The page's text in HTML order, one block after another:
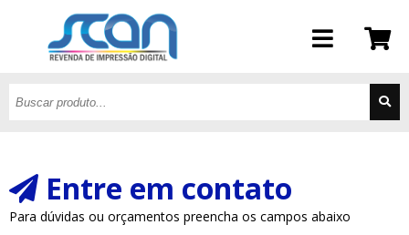
Entre em contato
Para dúvidas ou orçamentos preencha os campos abaixo